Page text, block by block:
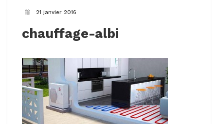
21 janvier 2016
chauffage-albi